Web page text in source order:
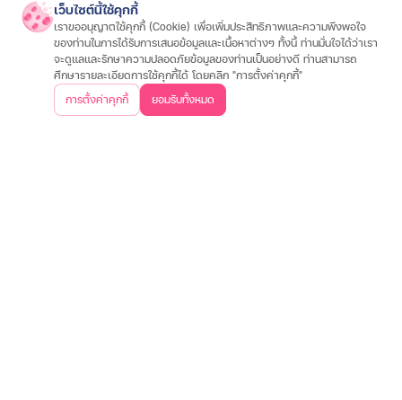
สินเชื่อรถมอเตอร์ไซค์สินเชื่อรถยนต์
สนใจประกัน
ประกันรถมอเตอร์ไซค์ประกันรถยนต์ประกันสุขภาพและโรคร้ายแรง
เกี่ยวกับเรา
วิสัยทัศน์และพันธกิจบริษัทฯ และวัฒนธรรมองค์กร
เว็บไซต์นี้ใช้คุกกี้
เราขออนุญาตใช้คุกกี้ (Cookie) เพื่อเพิ่มประสิทธิภาพและความพึงพอใจ
ของท่านในการได้รับการเสนอข้อมูลและเนื้อหาต่างๆ ทั้งนี้ ท่านมั่นใจได้ว่าเรา
จะดูแลและรักษาความปลอดภัยข้อมูลของท่านเป็นอย่างดี ท่านสามารถ
ศึกษารายละเอียดการใช้คุกกี้ได้ โดยคลิก "การตั้งค่าคุกกี้"
การตั้งค่าคุกกี้
ยอมรับทั้งหมด